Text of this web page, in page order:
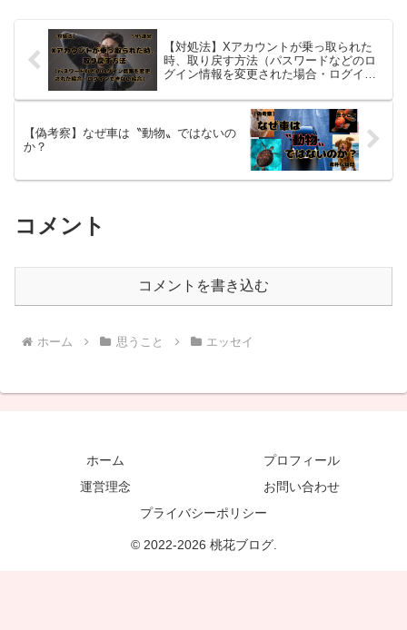
【対処法】Xアカウントが乗っ取られた
時、取り戻す方法（パスワードなどのロ
グイン情報を変更された場合・ログイン
【偽考察】なぜ車は〝動物〟ではないの
か？
コメント
コメントを書き込む
ホーム 思うこと エッセイ
ホーム
プロフィール
運営理念
お問い合わせ
プライバシーポリシー
© 2022-2026 桃花ブログ.